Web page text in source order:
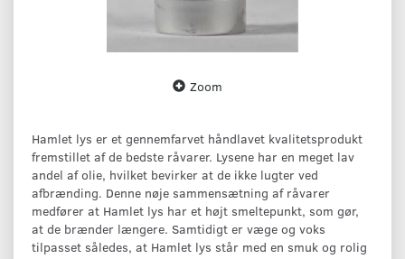
Zoom
Hamlet lys er et gennemfarvet håndlavet kvalitetsprodukt
fremstillet af de bedste råvarer. Lysene har en meget lav
andel af olie, hvilket bevirker at de ikke lugter ved
afbrænding. Denne nøje sammensætning af råvarer
medfører at Hamlet lys har et højt smeltepunkt, som gør,
at de brænder længere. Samtidigt er væge og voks
tilpasset således, at Hamlet lys står med en smuk og rolig